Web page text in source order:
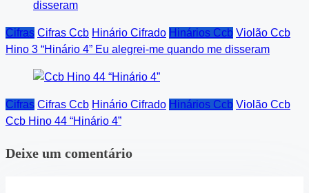
Cifras Cifras Ccb Hinário Cifrado Hinários Ccb Violão Ccb
Hino 3 “Hinário 4” Eu alegrei-me quando me disseram
Cifras Cifras Ccb Hinário Cifrado Hinários Ccb Violão Ccb
Ccb Hino 44 “Hinário 4”
Deixe um comentário